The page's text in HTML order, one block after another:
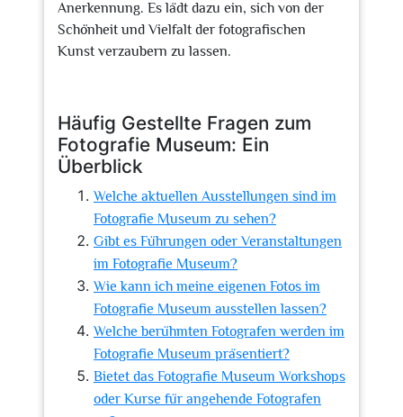
Anerkennung. Es lädt dazu ein, sich von der
Schönheit und Vielfalt der fotografischen
Kunst verzaubern zu lassen.
Häufig Gestellte Fragen zum
Fotografie Museum: Ein
Überblick
Welche aktuellen Ausstellungen sind im
Fotografie Museum zu sehen?
Gibt es Führungen oder Veranstaltungen
im Fotografie Museum?
Wie kann ich meine eigenen Fotos im
Fotografie Museum ausstellen lassen?
Welche berühmten Fotografen werden im
Fotografie Museum präsentiert?
Bietet das Fotografie Museum Workshops
oder Kurse für angehende Fotografen